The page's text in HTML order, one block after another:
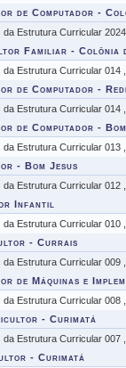
de Computador -
da Estrutura Curricular
Familiar - Colônia
da Estrutura Curricular 014
de Computador -
da Estrutura Curricular 014
de Computador -
da Estrutura Curricular 013
- Bom Jesus
da Estrutura Curricular 012
Infantil
da Estrutura Curricular 010
- Currais
da Estrutura Curricular 009
de Máquinas e
da Estrutura Curricular 008
- Curimatá
da Estrutura Curricular 007
- Curimatá